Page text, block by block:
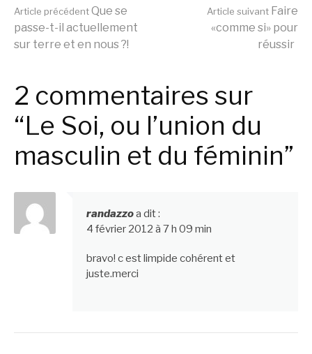
Lire
suite
Article précédentQue se
passe-t-il actuellement
sur terre et en nous ?!
Article suivant Faire
«comme si» pour
réussir
2 commentaires sur
“Le Soi, ou l’union du
masculin et du féminin”
randazzoa dit :
4 février 2012 à 7 h 09 min
bravo! c est limpide cohérent et
juste.merci